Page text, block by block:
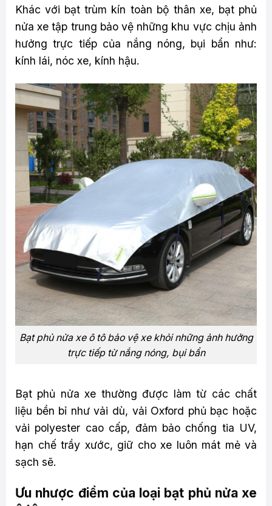
Khác với bạt trùm kín toàn bộ thân xe, bạt phủ
nửa xe tập trung bảo vệ những khu vực chịu ảnh
hưởng trực tiếp của nắng nóng, bụi bẩn như:
kính lái, nóc xe, kính hậu.
Bạt phủ nửa xe ô tô bảo vệ xe khỏi những ảnh hưởng
trực tiếp từ nắng nóng, bụi bẩn
Bạt phủ nửa xe thường được làm từ các chất
liệu bền bỉ như vải dù, vải Oxford phủ bạc hoặc
vải polyester cao cấp, đảm bảo chống tia UV,
hạn chế trầy xước, giữ cho xe luôn mát mẻ và
sạch sẽ.
Ưu nhược điểm của loại bạt phủ nửa xe